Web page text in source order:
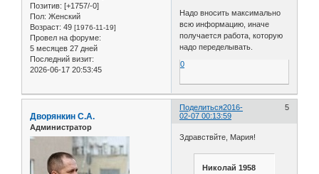
Позитив: [+1757/-0]
Пол: Женский
Возраст: 49 [1976-11-19]
Провел на форуме:
5 месяцев 27 дней
Последний визит:
2026-06-17 20:53:45
Надо вносить максимально
всю информацию, иначе
получается работа, которую
надо переделывать.
0
Поделиться 5
2016-
02-07 00:13:59
Дворянкин С.А.
Администратор
Здравствйте, Мария!
Николай 1958